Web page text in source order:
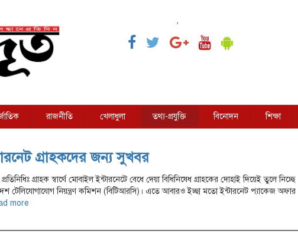
,
রাজনীতি খেলাধুলা তথ্য-প্রযুক্তি বিনোদন শিক্ষা
গ্রাহকদের জন্য সুখবর
গ্রাহক স্বার্থে মোবাইল ইন্টারনেটে বেধে দেয়া বিধিনিষেধ গ্রাহকের দোহাই দিয়েই তুলে নিচ্ছে
টেলিযোগাযোগ নিয়ন্ত্রণ কমিশন (বিটিআরসি)। এতে আবারও ইচ্ছা মতো ইন্টারনেট প্যাকেজ অফার
more